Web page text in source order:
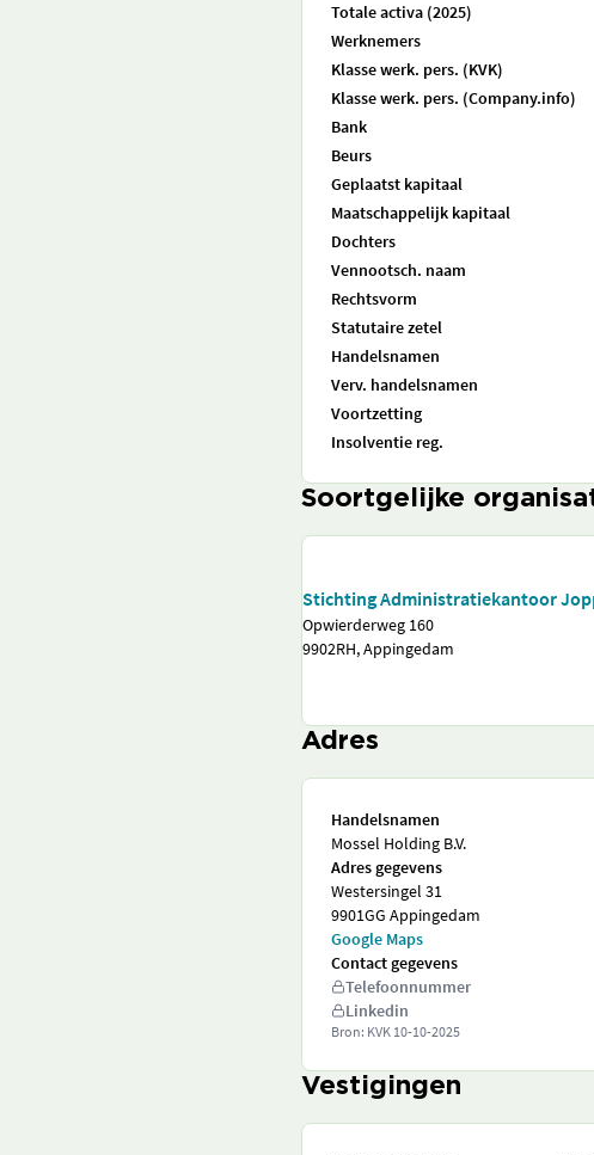
Totale activa (2025)
Werknemers
Klasse werk. pers. (KVK)
Klasse werk. pers. (Company.info)
Bank
Beurs
Geplaatst kapitaal
Maatschappelijk kapitaal
Dochters
Vennootsch. naam
Rechtsvorm
Statutaire zetel
Handelsnamen
Verv. handelsnamen
Voortzetting
Insolventie reg.
Soortgelijke
Stichting Administratiekantoor
Opwierderweg 160
9902RH, Appingedam
Adres
Handelsnamen
Mossel Holding B.V.
Adres gegevens
Westersingel 31
9901GG Appingedam
Google Maps
Contact gegevens
Telefoonnummer
Linkedin
Bron: KVK 10-10-2025
Vestigingen